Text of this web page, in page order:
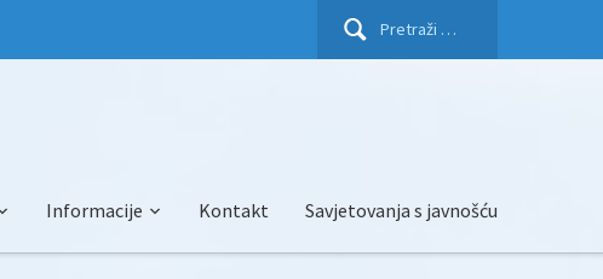
Pretraži:
Informacije Kontakt Savjetovanja s javnošću